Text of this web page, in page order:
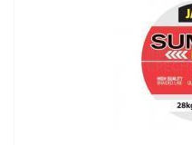
VOIR